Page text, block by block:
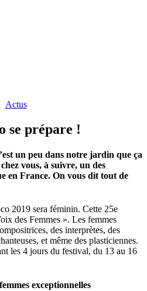
Actus
se prépare !
un peu dans notre jardin que ça
vous, à suivre, un des
en France. On vous dit tout de
2019 sera féminin. Cette 25e
des Femmes ». Les femmes
des interprètes, des
et même des plasticiennes.
les 4 jours du festival, du 13 au 16
exceptionnelles